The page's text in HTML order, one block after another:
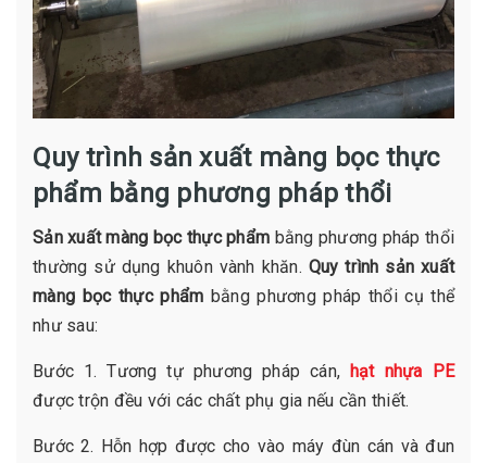
Quy trình sản xuất màng bọc thực
phẩm bằng phương pháp thổi
Sản xuất màng bọc thực phẩm bằng phương pháp thổi
thường sử dụng khuôn vành khăn. Quy trình sản xuất
màng bọc thực phẩm bằng phương pháp thổi cụ thể
như sau:
Bước 1. Tương tự phương pháp cán, hạt nhựa PE
được trộn đều với các chất phụ gia nếu cần thiết.
Bước 2. Hỗn hợp được cho vào máy đùn cán và đun